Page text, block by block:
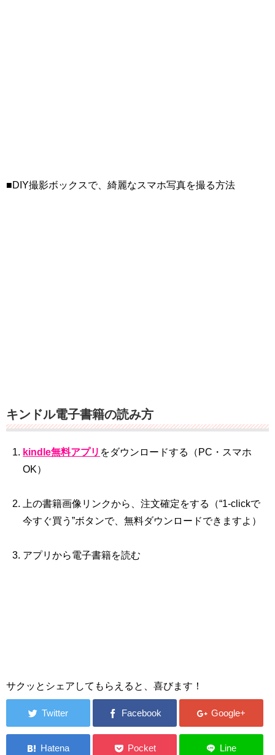
■DIY撮影ボックスで、綺麗なスマホ写真を撮る方法
キンドル電子書籍の読み方
kindle無料アプリ をダウンロードする（PC・スマホ
OK）
上の書籍画像リンクから、注文確定をする（“1‐clickで
今すぐ買う”ボタンで、無料ダウンロードできますよ）
アプリから電子書籍を読む
サクッとシェアしてもらえると、喜びます！